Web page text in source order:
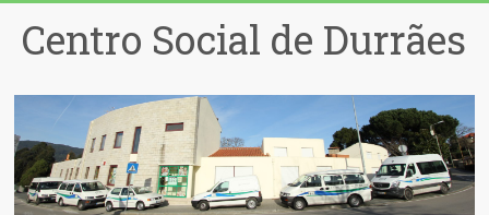
Centro Social de Durrães